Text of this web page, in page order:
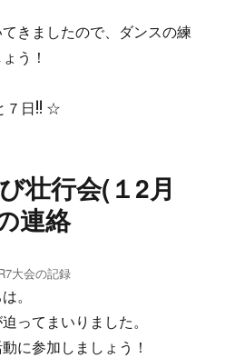
きましたので、ダンスの練
う！
７日!! ☆
壮行会(１2月
連絡
大会の記録
。
ってまいりました。
に参加しましょう！